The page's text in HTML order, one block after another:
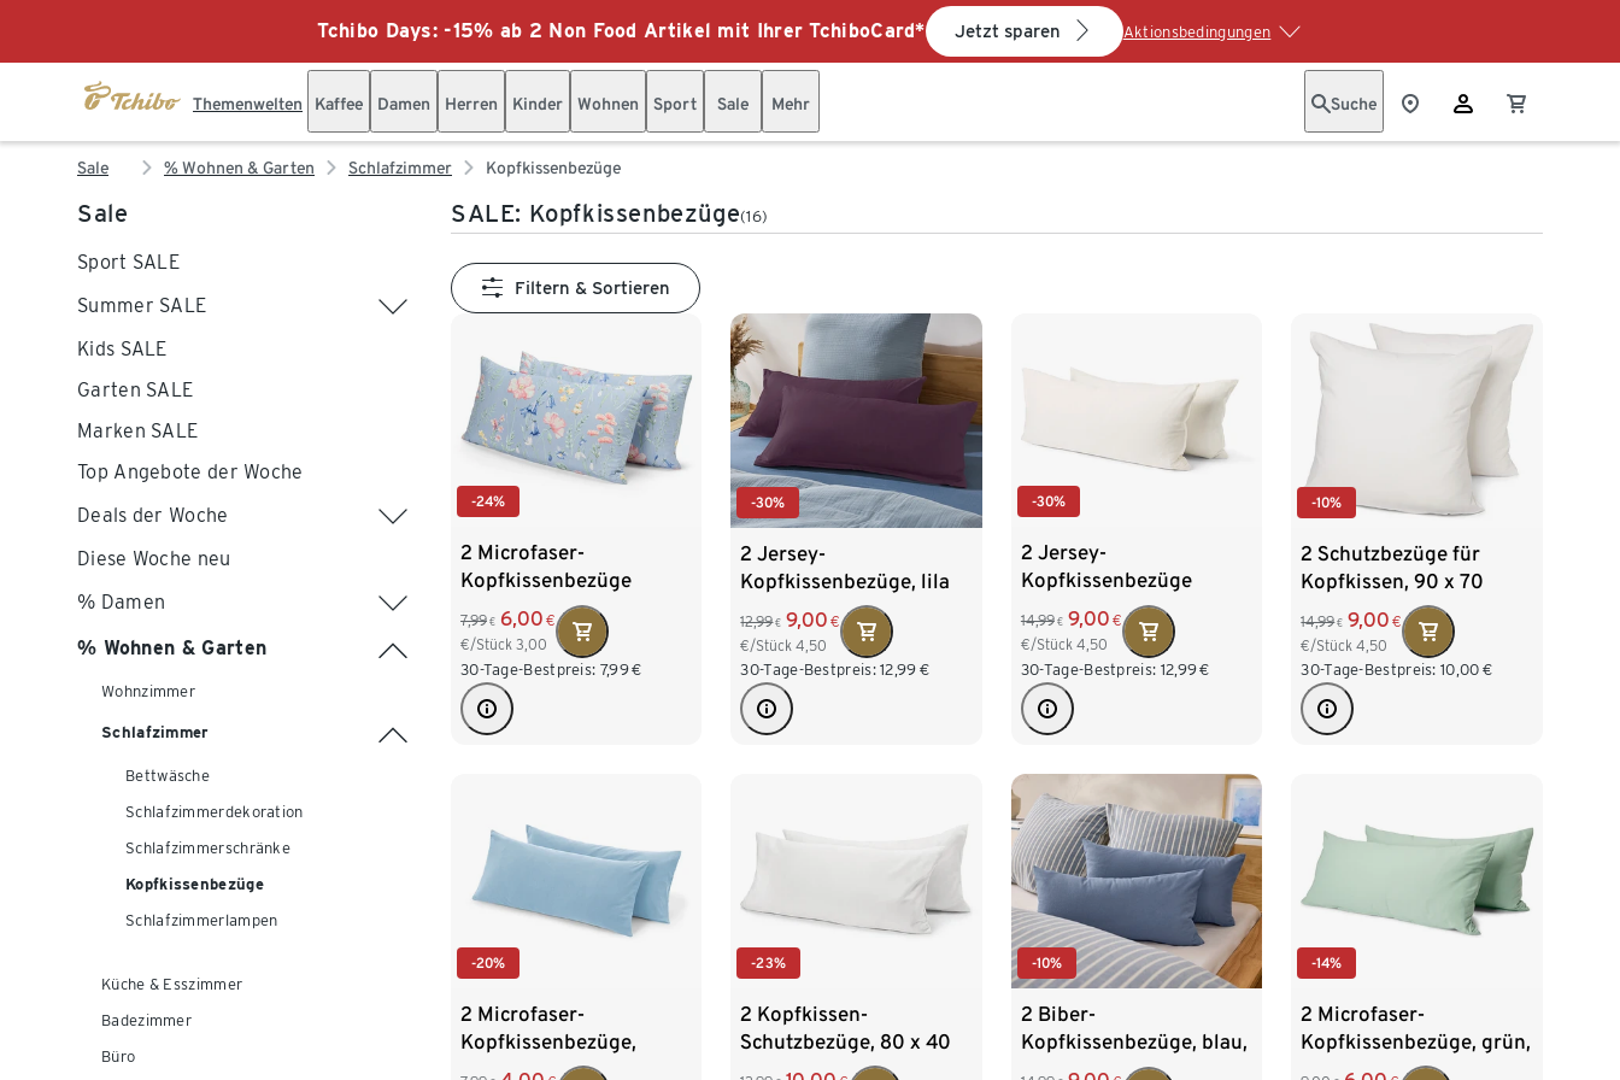
Tchibo Days: -15% ab 2 Non Food Artikel mit Ihrer TchiboCard* Jetzt sparen Aktionsbedingungen
Themenwelten Kaffee Damen Herren Kinder Wohnen Sport Sale Mehr Suche
Sale % Wohnen & Garten Schlafzimmer Kopfkissenbezüge
Sale
Sport SALE
Summer SALE
Kids SALE
Garten SALE
Marken SALE
Top Angebote der Woche
Deals der Woche
Diese Woche neu
% Damen
% Wohnen & Garten
Wohnzimmer
Schlafzimmer
Bettwäsche
Schlafzimmerdekoration
Schlafzimmerschränke
Kopfkissenbezüge
Schlafzimmerlampen
Küche & Esszimmer
Badezimmer
Büro
SALE: Kopfkissenbezüge(16)
Filtern & Sortieren
-24%
2 Microfaser-
Kopfkissenbezüge
7,99 € 6,00 €
€/Stück 3,00
30-Tage-Bestpreis: 7,99€
-30%
2 Jersey-
Kopfkissenbezüge, lila
12,99 € 9,00 €
€/Stück4,50
30-Tage-Bestpreis: 12,99 €
-30%
2 Jersey-
Kopfkissenbezüge
14,99 € 9,00 €
€/Stück 4,50
30-Tage-Bestpreis: 12,99€
-10%
2 Schutzbezüge für
Kopfkissen, 90 x 70
14,99 € 9,00 €
€/Stück4,50
30-Tage-Bestpreis: 10,00 €
-20%
2 Microfaser-
Kopfkissenbezüge,
hellblau
-23%
2 Kopfkissen-
Schutzbezüge, 80 x 40
-10%
2 Biber-
Kopfkissenbezüge, blau,
ca. 80 x 40 cm
-14%
2 Microfaser-
Kopfkissenbezüge, grün,
ca. 80 x 40 cm